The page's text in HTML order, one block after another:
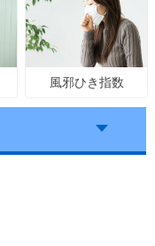
風邪ひき指数